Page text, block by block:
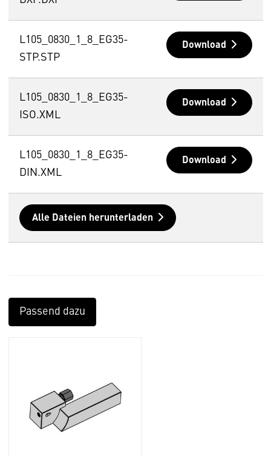
L105_0830_1_8_EG35-
STP.STP
Download
L105_0830_1_8_EG35-
ISO.XML
Download
L105_0830_1_8_EG35-
DIN.XML
Download
Alle Dateien herunterladen
Passend dazu